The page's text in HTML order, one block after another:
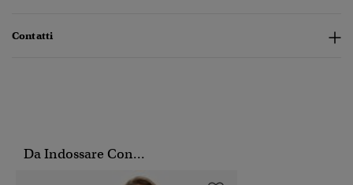
Contatti
Da Indossare Con...